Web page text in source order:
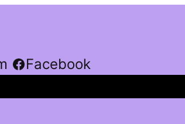
Facebook